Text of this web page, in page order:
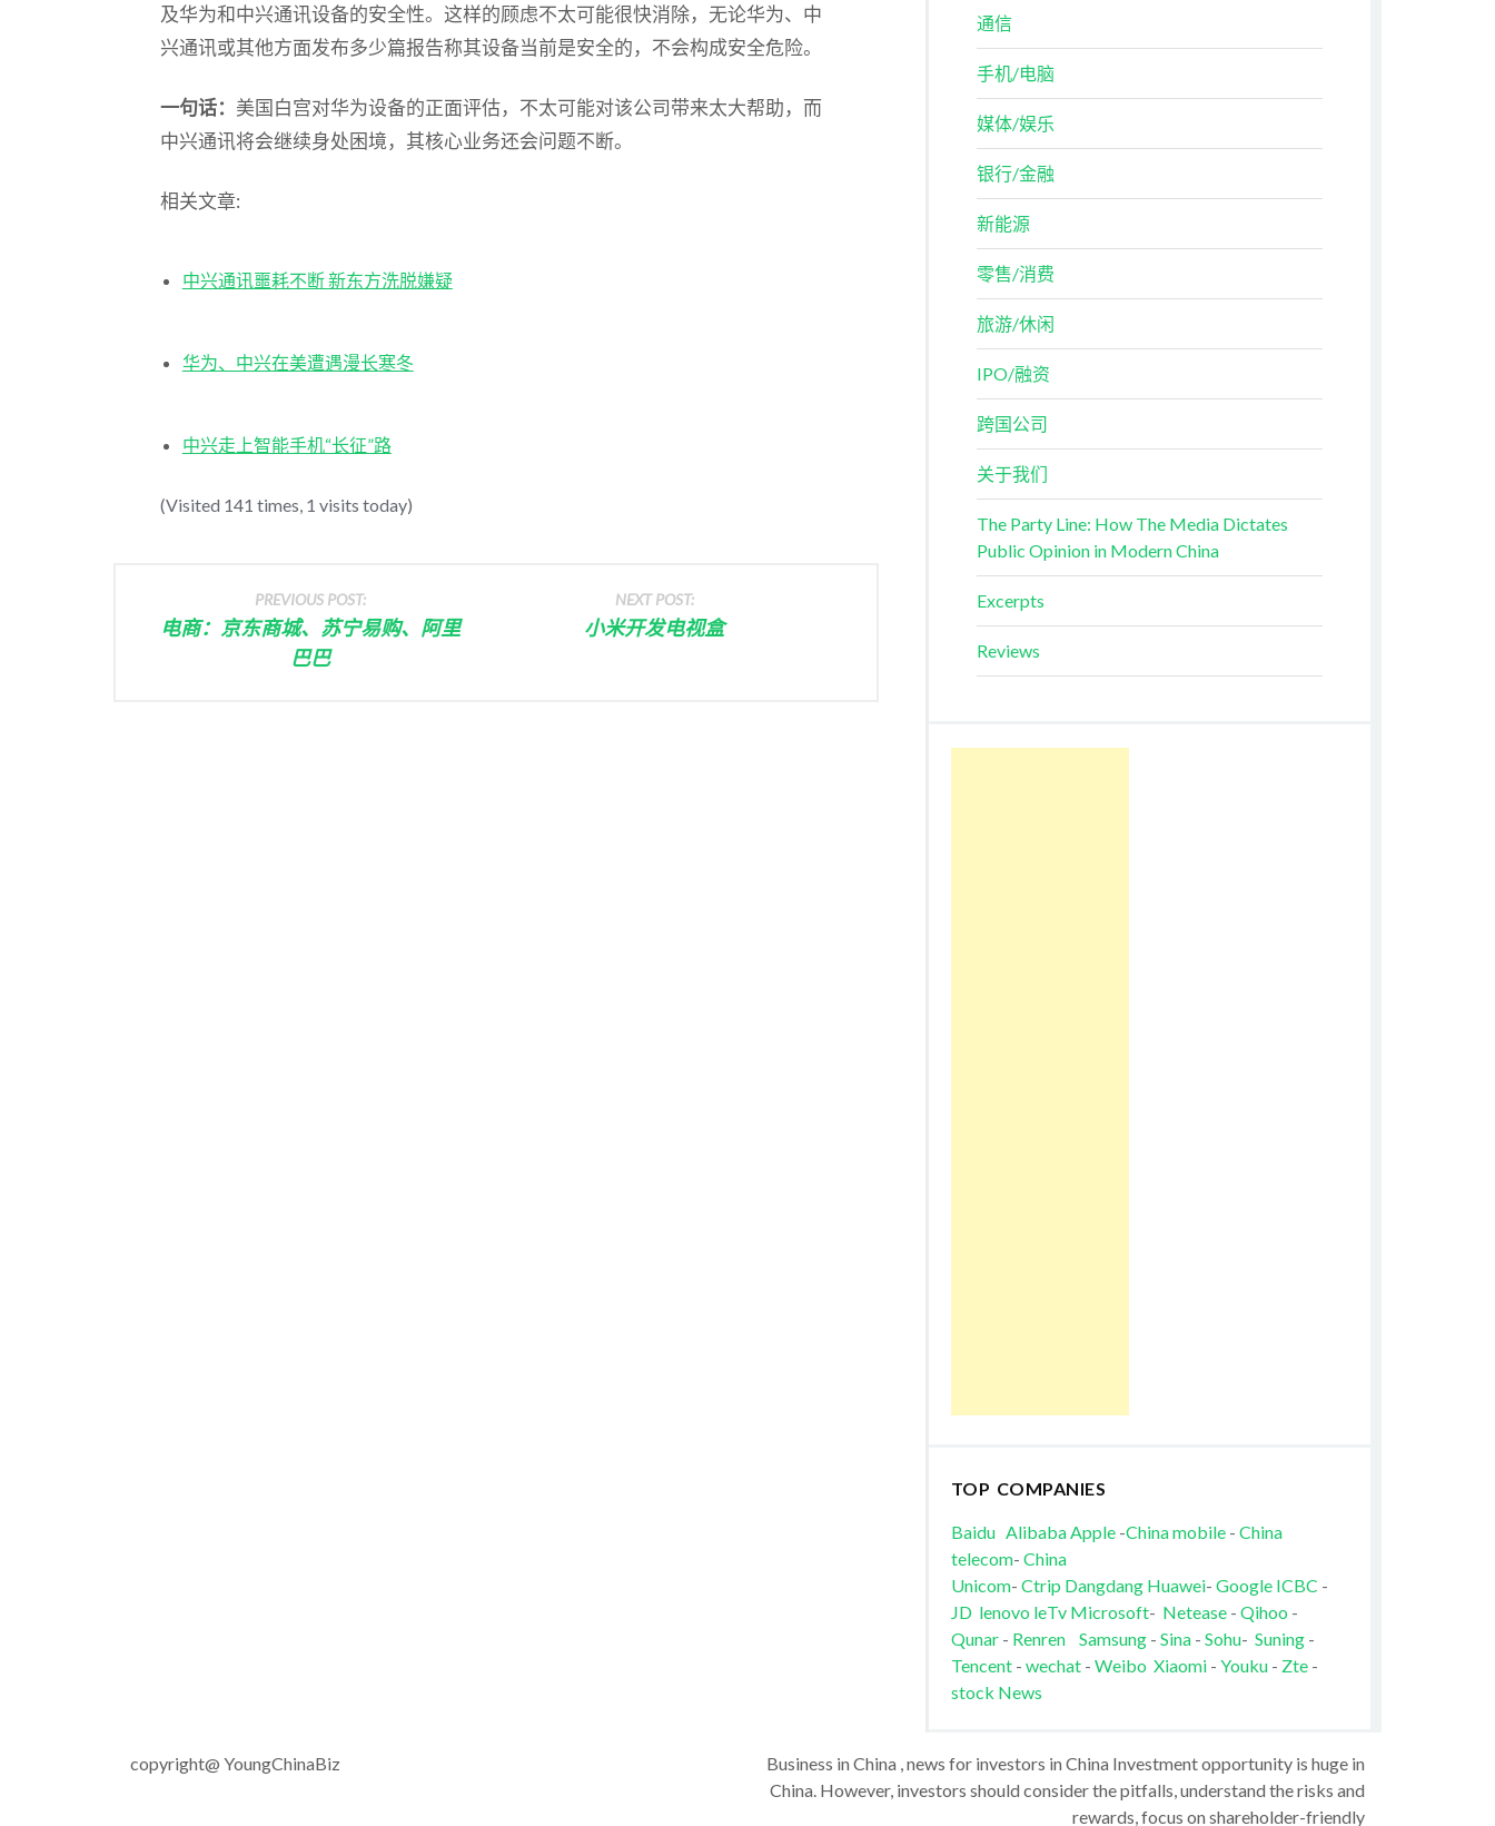
及华为和中兴通讯设备的安全性。这样的顾虑不太可能很快消除，无论华为、中
兴通讯或其他方面发布多少篇报告称其设备当前是安全的，不会构成安全危险。
一句话： 美国白宫对华为设备的正面评估，不太可能对该公司带来太大帮助，而
中兴通讯将会继续身处困境，其核心业务还会问题不断。
相关文章:
中兴通讯噩耗不断 新东方洗脱嫌疑
华为、中兴在美遭遇漫长寒冬
中兴走上智能手机“长征”路
(Visited 141 times, 1 visits today)
PREVIOUS POST:
电商：京东商城、苏宁易购、阿里
巴巴
NEXT POST:
小米开发电视盒
通信
手机/电脑
媒体/娱乐
银行/金融
新能源
零售/消费
旅游/休闲
IPO/融资
跨国公司
关于我们
The Party Line: How The Media Dictates
Public Opinion in Modern China
Excerpts
Reviews
TOP COMPANIES
Baidu AlibabaApple-China mobile- China
telecom- China
Unicom- Ctrip Dangdang Huawei- Google ICBC -
JD lenovo leTv Microsoft- Netease- Qihoo -
Qunar- Renren Samsung- Sina- Sohu- Suning-
Tencent- wechat - Weibo Xiaomi- Youku - Zte-
stock News
copyright@ YoungChinaBiz
Business in China , news for investors in China Investment opportunity is huge in
China. However, investors should consider the pitfalls, understand the risks and
rewards, focus on shareholder-friendly